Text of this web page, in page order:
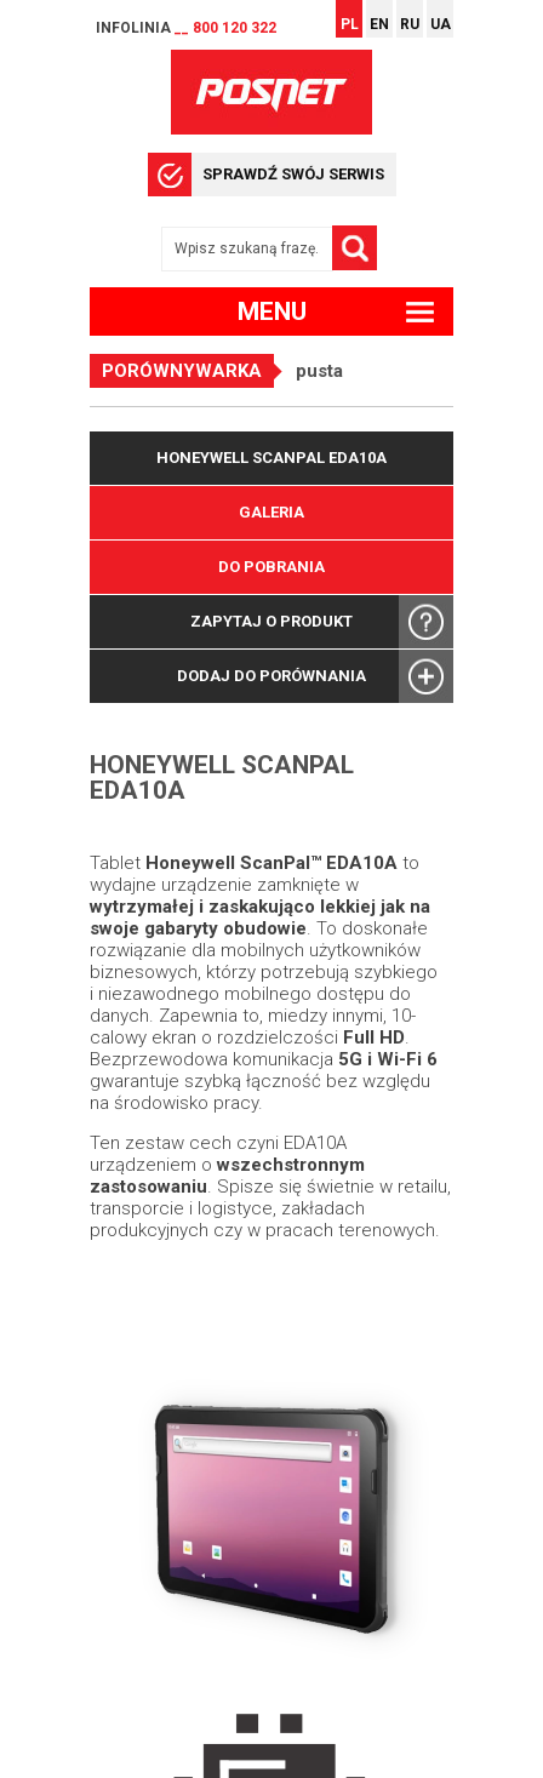
INFOLINIA __ 800 120 322 PL EN RU UA
SPRAWDŹ SWÓJ SERWIS
MENU
PORÓWNYWARKA pusta
HONEYWELL SCANPAL EDA10A
GALERIA
DO POBRANIA
ZAPYTAJ O PRODUKT
DODAJ DO PORÓWNANIA
HONEYWELL SCANPAL
EDA10A
Tablet Honeywell ScanPal™ EDA10A to
wydajne urządzenie zamknięte w
wytrzymałej i zaskakująco lekkiej jak na
swoje gabaryty obudowie . To doskonałe
rozwiązanie dla mobilnych użytkowników
biznesowych, którzy potrzebują szybkiego
i niezawodnego mobilnego dostępu do
danych. Zapewnia to, miedzy innymi, 10-
calowy ekran o rozdzielczości Full HD
Bezprzewodowa komunikacja 5G i Wi-Fi 6
gwarantuje szybką łączność bez względu
na środowisko pracy.
Ten zestaw cech czyni EDA10A
urządzeniem owszechstronnym
zastosowaniu . Spisze się świetnie w retailu,
transporcie i logistyce, zakładach
produkcyjnych czy w pracach terenowych.